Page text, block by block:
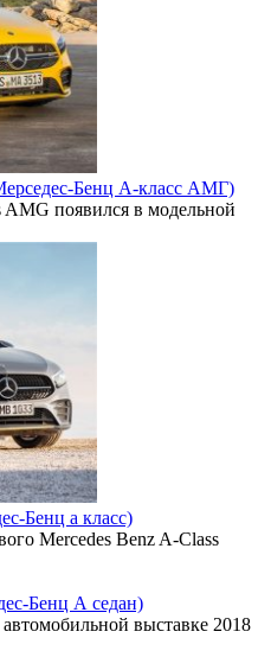
Бенц А-класс АМГ)
появился в модельной
Бенц а класс)
Mercedes Benz A-Class
Бенц А седан)
выставке 2018